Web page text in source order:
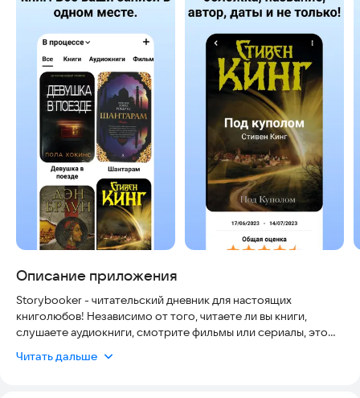
Описание приложения
Storybooker - читательский дневник для настоящих
книголюбов! Независимо от того, читаете ли вы книги,
слушаете аудиокниги, смотрите фильмы или сериалы, это
впечатления о вашем литературном и кинематографическом
Читать дальше